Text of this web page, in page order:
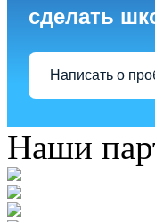
сделать
Написать о
Наши